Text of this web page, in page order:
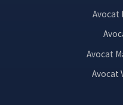
Avocat
Avocat
Avocat